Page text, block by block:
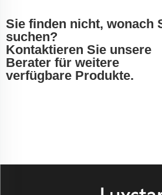
Sie finden nicht, wonach
suchen?
Kontaktieren Sie unsere
Berater für weitere
verfügbare Produkte.